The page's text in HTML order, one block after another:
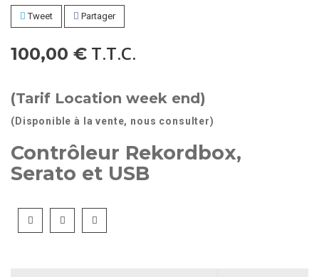
Tweet Partager
100,00 € T.T.C.
(Tarif Location week end)
(Disponible à la vente, nous consulter)
Contrôleur Rekordbox,
Serato et USB